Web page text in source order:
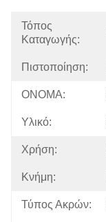
Τόπος
Καταγωγής:
Πιστοποίηση:
ΟΝΟΜΑ:
Υλικό:
Χρήση:
Κνήμη:
Τύπος Ακρών: